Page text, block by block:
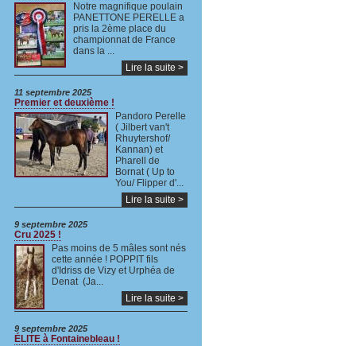
Notre magnifique poulain
PANETTONE PERELLE a
pris la 2ème place du
championnat de France
dans la ...
Lire la suite >
11 septembre 2025
Premier et deuxième !
Pandoro Perelle
( Jilbert van't
Rhuytershof/
Kannan) et
Pharell de
Bornat ( Up to
You/ Flipper d'...
Lire la suite >
9 septembre 2025
Cru 2025 !
Pas moins de 5 mâles sont nés
cette année ! POPPIT fils
d'Idriss de Vizy et Urphéa de
Denat (Ja...
Lire la suite >
9 septembre 2025
ÉLITE à Fontainebleau !